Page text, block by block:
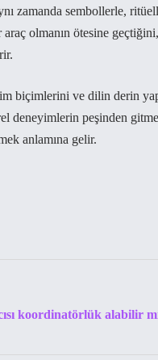
zamanda sembollerle,
olmanın ötesine
biçimlerini ve dilin derin
deneyimlerin peşinden
anlamına gelir.
koordinatörlük alabilir